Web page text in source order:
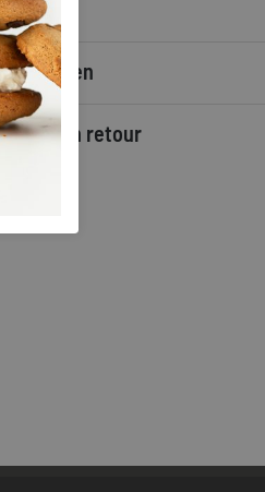
Betalen
Verzenden
Ruilen en retour